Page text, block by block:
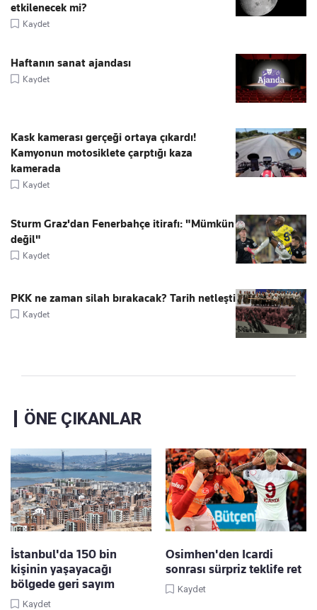
etkilenecek mi?
Kaydet
Haftanın sanat ajandası
Kaydet
Kask kamerası gerçeği ortaya çıkardı!
Kamyonun motosiklete çarptığı kaza
kamerada
Kaydet
Sturm Graz'dan Fenerbahçe itirafı: "Mümkün
değil"
Kaydet
PKK ne zaman silah bırakacak? Tarih netleşti
Kaydet
ÖNE ÇIKANLAR
İstanbul'da 150 bin
kişinin yaşayacağı
bölgede geri sayım
Kaydet
Osimhen'den Icardi
sonrası sürpriz teklife ret
Kaydet